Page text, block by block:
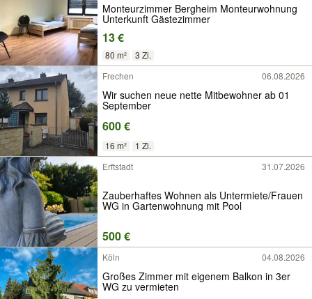
Monteurzimmer Bergheim Monteurwohnung
Unterkunft Gästezimmer
13 €
80 m²
3 Zi.
Frechen
06.08.2026
Wir suchen neue nette Mitbewohner ab 01
September
600 €
16 m²
1 Zi.
Erftstadt
31.07.2026
Zauberhaftes Wohnen als Untermiete/Frauen
WG in Gartenwohnung mit Pool
500 €
Köln 04.08.2026
Großes Zimmer mit eigenem Balkon in 3er
WG zu vermieten